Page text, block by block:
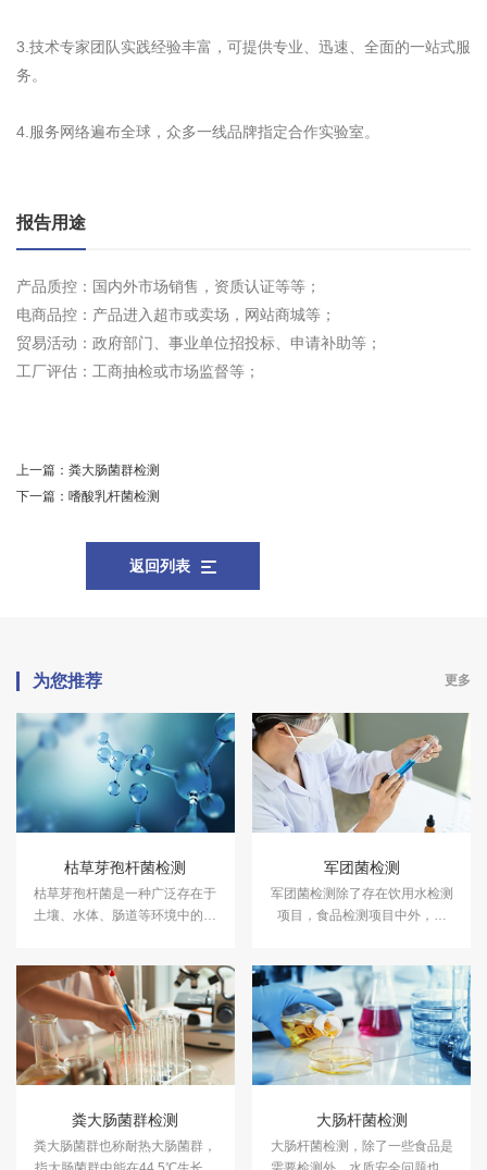
3.技术专家团队实践经验丰富，可提供专业、迅速、全面的一站式服
务。
4.服务网络遍布全球，众多一线品牌指定合作实验室。
报告用途
产品质控：国内外市场销售，资质认证等等；
电商品控：产品进入超市或卖场，网站商城等；
贸易活动：政府部门、事业单位招投标、申请补助等；
工厂评估：工商抽检或市场监督等；
上一篇： 粪大肠菌群检测
下一篇： 嗜酸乳杆菌检测
返回列表
为您推荐 更多
枯草芽孢杆菌检测
枯草芽孢杆菌是一种广泛存在于
土壤、水体、肠道等环境中的益
要的应用前景。中科检测开展枯
草芽孢杆菌检测。
军团菌检测
军团菌检测除了存在饮用水检测
项目，食品检测项目中外，空
调系统、冷热水循环系统、冷凝
脱水盘、空气加湿器等都要进行
定期菌落检测及鉴定。中科检测
开展军团菌检测服务，具备
CMA、CNAS资质认证。
粪大肠菌群检测
粪大肠菌群也称耐热大肠菌群，
大肠杆菌检测
大肠杆菌检测，除了一些食品是